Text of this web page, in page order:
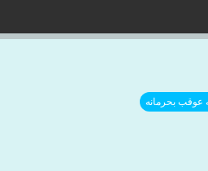
عوقب بحرمانه